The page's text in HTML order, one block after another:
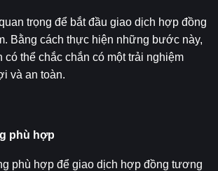
trọng để bắt đầu giao dịch hợp đồng
Bằng cách thực hiện những bước này,
có thể chắc chắn có một trải nghiệm
và an toàn.
phù hợp
phù hợp để giao dịch hợp đồng tương